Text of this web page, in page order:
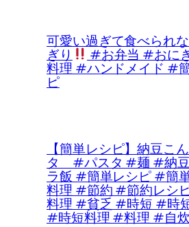
可愛い過ぎて食べられ
ぎり #お弁当 #おに
料理 #ハンドメイド #
ピ
【簡単レシピ】納豆こ
タ #パスタ #麺 #納
ラ飯 #簡単レシピ #簡
料理 #節約 #節約レシ
料理 #貧乏 #時短 #時
#時短料理 #料理 #自炊